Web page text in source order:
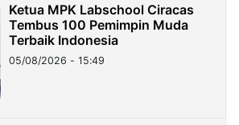
Ketua MPK Labschool Ciracas
Tembus 100 Pemimpin Muda
Terbaik Indonesia
05/08/2026 - 15:49